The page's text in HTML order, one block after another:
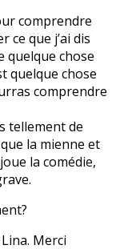
comprendre
ce que j’ai dis
quelque chose
quelque chose
comprendre
tellement de
la mienne et
la comédie,
Merci